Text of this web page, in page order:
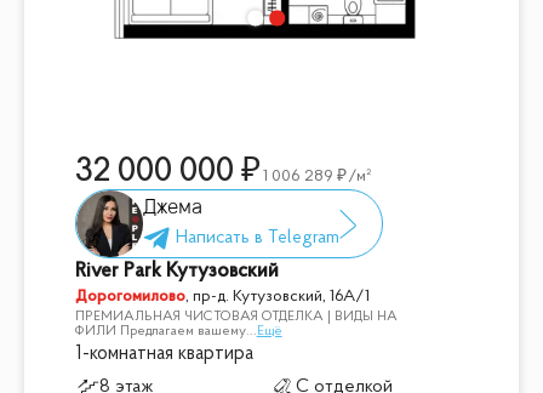
32 000 000 1 006 289 /м²
Джема
River Park Кутузовский
Дорогомилово, пр-д. Кутузовский, 16А/1
ПРЕМИАЛЬНАЯ ЧИСТОВАЯ ОТДЕЛКА | ВИДЫ НА
ФИЛИ Предлагаем вашему... Ещё
1-комнатная квартира
8 этаж
С отделкой